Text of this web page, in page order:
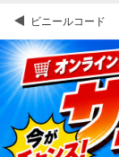
ビニールコード